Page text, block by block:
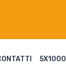
5X1000